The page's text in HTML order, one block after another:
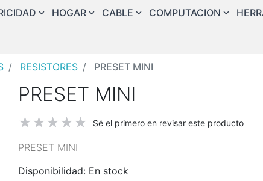
HOGAR CABLE COMPUTACION
RESISTORES PRESET MINI
PRESET MINI
Sé el primero en revisar este producto
PRESET MINI
Disponibilidad: En stock